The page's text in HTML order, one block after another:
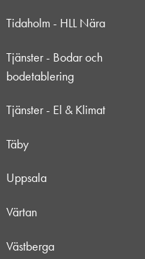
Tidaholm - HLL Nära
Tjänster - Bodar och
bodetablering
Tjänster - El & Klimat
Täby
Uppsala
Värtan
Västberga